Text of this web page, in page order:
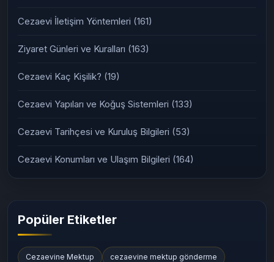
Cezaevi İletişim Yöntemleri (161)
Ziyaret Günleri ve Kuralları (163)
Cezaevi Kaç Kişilik? (19)
Cezaevi Yapıları ve Koğuş Sistemleri (133)
Cezaevi Tarihçesi ve Kuruluş Bilgileri (53)
Cezaevi Konumları ve Ulaşım Bilgileri (164)
Popüler Etiketler
Cezaevine Mektup cezaevine mektup gönderme